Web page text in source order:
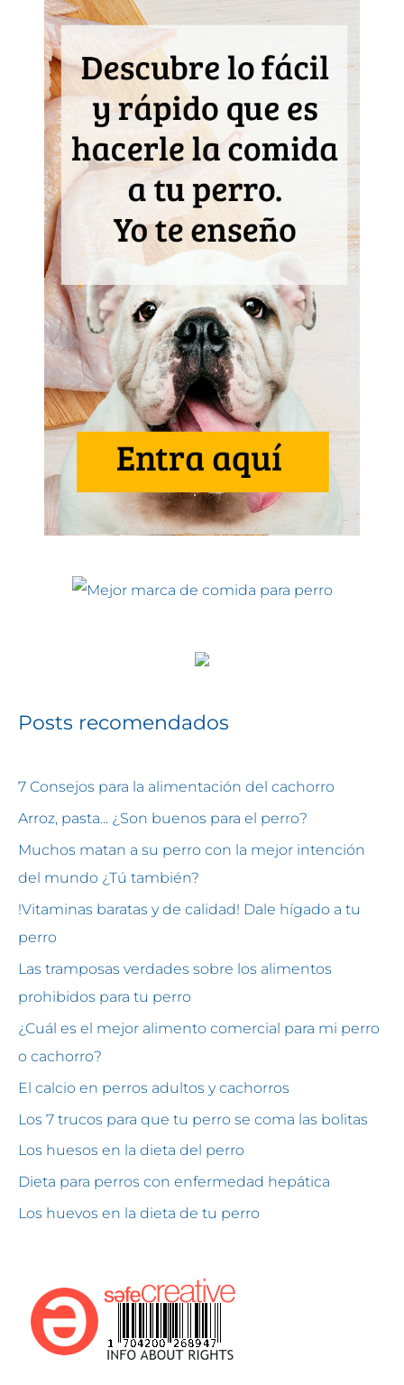
Posts recomendados
7 Consejos para la alimentación del cachorro
Arroz, pasta... ¿Son buenos para el perro?
Muchos matan a su perro con la mejor intención
del mundo ¿Tú también?
!Vitaminas baratas y de calidad! Dale hígado a tu
perro
Las tramposas verdades sobre los alimentos
prohibidos para tu perro
¿Cuál es el mejor alimento comercial para mi perro
o cachorro?
El calcio en perros adultos y cachorros
Los 7 trucos para que tu perro se coma las bolitas
Los huesos en la dieta del perro
Dieta para perros con enfermedad hepática
Los huevos en la dieta de tu perro